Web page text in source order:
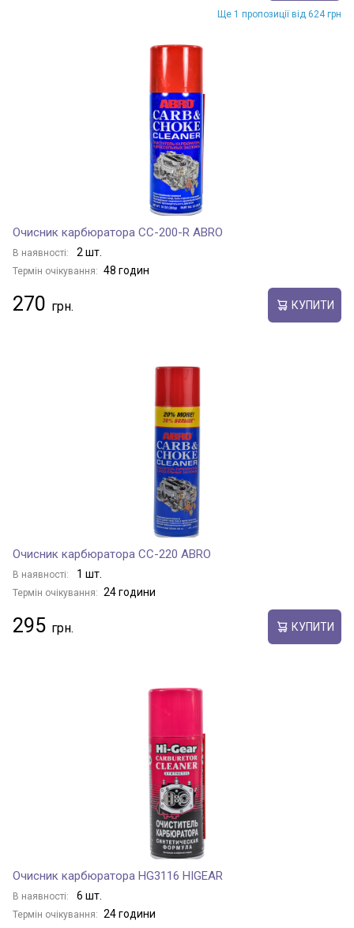
Ще 1 пропозиції від 624 грн
Очисник карбюратора CC-200-R ABRO
В наявності: 2 шт.
Термін очікування: 48 годин
270 КУПИТИ
Очисник карбюратора CC-220 ABRO
В наявності: 1 шт.
Термін очікування: 24 години
295 КУПИТИ
Очисник карбюратора HG3116 HIGEAR
В наявності: 6 шт.
Термін очікування: 24 години